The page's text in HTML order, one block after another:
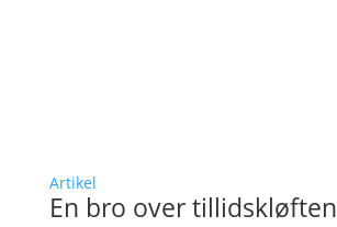
Artikel
En bro over tillidskløften